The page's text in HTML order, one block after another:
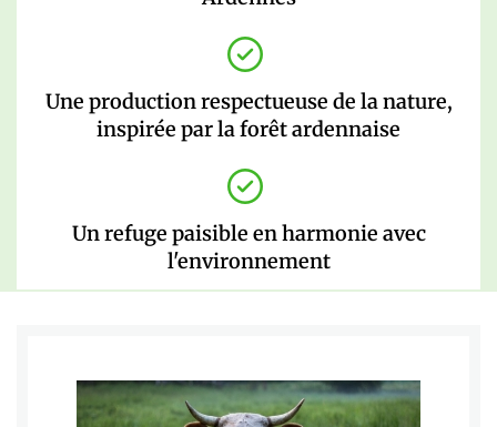
Une production respectueuse de la nature,
inspirée par la forêt ardennaise
Un refuge paisible en harmonie avec
l'environnement